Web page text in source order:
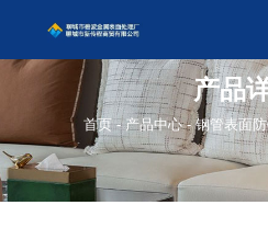
产品
首页-产品中心 -钢管表面